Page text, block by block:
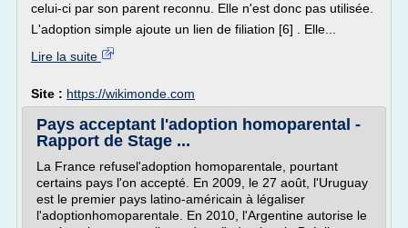
celui-ci par son parent reconnu. Elle n'est donc pas utilisée.
L'adoption simple ajoute un lien de filiation [6] . Elle...
Lire la suite
Site : https://wikimonde.com
Pays acceptant l'adoption homoparental -
Rapport de Stage ...
La France refusel'adoption homoparentale, pourtant
certains pays l'on accepté. En 2009, le 27 août, l'Uruguay
est le premier pays latino-américain à légaliser
l'adoptionhomoparentale. En 2010, l'Argentine autorise le